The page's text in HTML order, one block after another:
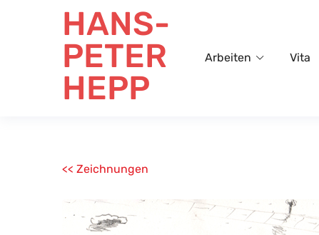
HANS-
PETER
HEPP
Arbeiten Vita
<< Zeichnungen